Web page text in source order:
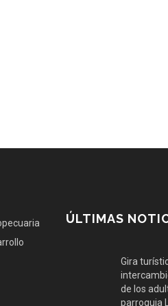
ÚLTIMAS
Gira
de los
parroquia